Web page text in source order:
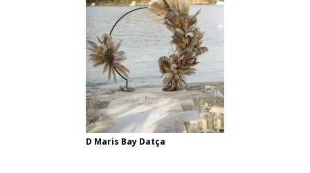
D Maris Bay Datça